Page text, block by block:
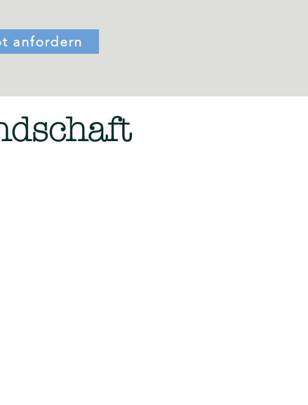
anfordern